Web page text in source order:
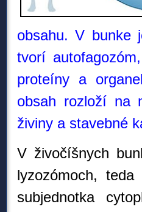
obsahu. V bunke
tvorí
proteíny a
obsah rozloží na
živiny a stavebné
V živočíšnych
lyzozómoch,
subjednotka